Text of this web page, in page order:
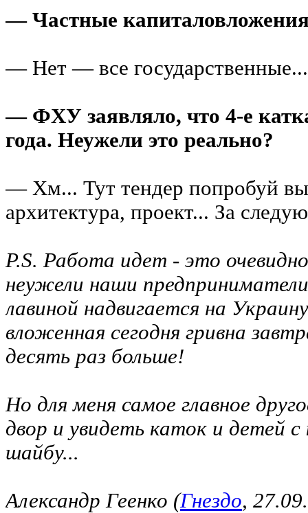
— Частные
— Нет — все государственные...
— ФХУ заявляло, что 4-е
года. Неужели это реально?
— Хм... Тут тендер попробуй
архитектура, проект... За
P.S. Работа идет - это
неужели наши
лавиной надвигается на
вложенная сегодня гривна
десять раз больше!
Но для меня самое главное
двор и увидеть каток и детей
шайбу...
Александр Геенко (Гнездо,